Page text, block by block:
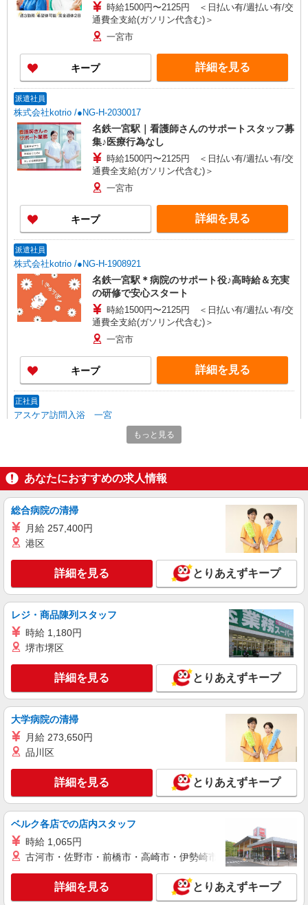
時給1500円〜2125円 ＜日払い有/週払い有/交
通費全支給(ガソリン代含む)＞
一宮市
キープ 詳細を見る
派遣社員
株式会社kotrio /●NG-H-2030017
名鉄一宮駅｜看護師さんのサポートスタッフ募
集♪医療行為なし
時給1500円〜2125円 ＜日払い有/週払い有/交
通費全支給(ガソリン代含む)＞
一宮市
キープ 詳細を見る
派遣社員
株式会社kotrio /●NG-H-1908921
名鉄一宮駅＊病院のサポート役♪高時給＆充実
の研修で安心スタート
時給1500円〜2125円 ＜日払い有/週払い有/交
通費全支給(ガソリン代含む)＞
一宮市
キープ 詳細を見る
正社員
アスケア訪問入浴 一宮
看護師（訪問入浴）
（月平均残業時間20時間）残業代全額支給
アスケア訪問入浴 一宮 愛知県一宮市新生二
丁目17番7号
詳細を見る
アスケア訪問入浴 一宮
看護師（訪問入浴）
アスケア訪問入浴 一宮 愛知県一宮市新生二
詳細を見る
SOMPOヘルスサポート株式会社 全支援対応コース
業所一括面談(対面) 1日：10,000円〜14,716円 ・
個別訪問(対面) 1件：4,286円〜5,239円 ・遠隔面
談 1件：1,500〜1,691円 ・電話支援 1件：
1,000円〜1,429円 ・ICTメール支援 1件：500円
※上記金額に消費税を加えた金額をお支払いいた
します ※交通費・電話代は弊社負担。その他、支
援内容により細則あり。
【活動エリア】愛知県一宮市及びその周辺
キープ 詳細を見る
正社員
パナソニック エイジフリーケアセンター一宮
訪問入浴の看護師／日勤のみ／正社員
月給23万5,000円〜25万円 ※経験・能力・資格
等による 保健師 月給 25万円以上 正看護師 月給
24万5,000円以上 准看護師 月給 23万5,000円以上
もっと見る
あなたにおすすめの求人情報
総合病院の清掃
月給 257,400円
港区
詳細を見る とりあえずキープ
レジ・商品陳列スタッフ
時給 1,180円
堺市堺区
詳細を見る とりあえずキープ
大学病院の清掃
月給 273,650円
品川区
詳細を見る とりあえずキープ
ベルク各店での店内スタッフ
時給 1,065円
古河市・佐野市・前橋市・高崎市・伊勢崎市・太田市・館林市
詳細を見る とりあえずキープ